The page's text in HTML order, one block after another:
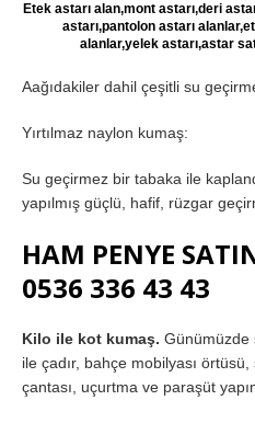
Etek astarı alan,mont astarı,deri
astarı,pantolon astarı
alanlar,yelek astarı,astar
Aağıdakiler dahil çeşitli su
Yırtılmaz naylon kumaş:
Su geçirmez bir tabaka ile
yapılmış güçlü, hafif, rüzgar
HAM PENYE
0536 336 43 43
Kilo ile kot kumaş. Günümüzde
ile çadır, bahçe mobilyası
çantası, uçurtma ve paraşüt